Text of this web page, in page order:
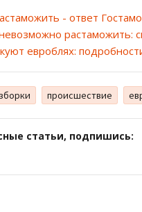
- ответ
растаможить:
евроблях:
происшествие
статьи, подпишись: